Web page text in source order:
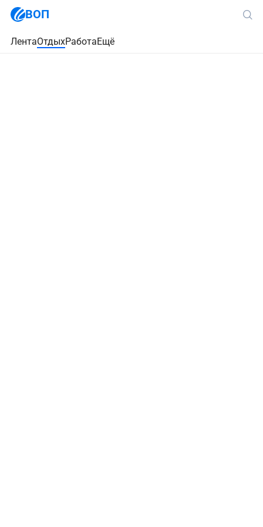
ВОП
ЛентаОтдыхРаботаЕщё